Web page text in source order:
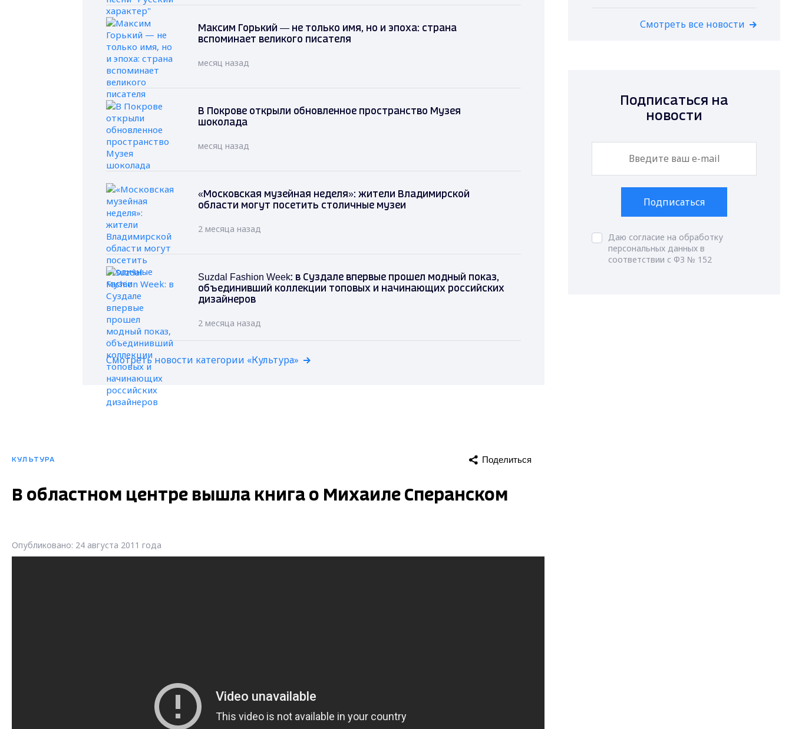
Максим Горький — не только имя, но и эпоха: страна
вспоминает великого писателя
месяц назад
В Покрове открыли обновленное пространство Музея
шоколада
месяц назад
«Московская музейная неделя»: жители Владимирской
области могут посетить столичные музеи
2 месяца назад
Suzdal Fashion Week: в Суздале впервые прошел модный показ,
объединивший коллекции топовых и начинающих российских
дизайнеров
2 месяца назад
Смотреть новости категории «Культура»
КУЛЬТУРА Поделиться
В областном центре вышла книга о Михаиле Сперанском
Опубликовано: 24 августа 2011 года
Смотреть все новости
Подписаться на
новости
Подписаться
Даю согласие на обработку
персональных данных в
соответствии с ФЗ № 152